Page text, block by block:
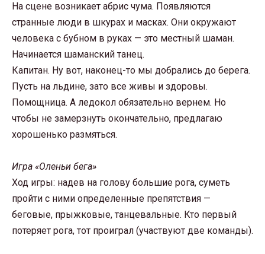
На сцене возникает абрис чума. Появляются
странные люди в шкурах и масках. Они окружают
человека с бубном в руках — это местный шаман.
Начинается шаманский танец.
Капитан. Ну вот, наконец-то мы добрались до берега.
Пусть на льдине, зато все живы и здоровы.
Помощница. А ледокол обязательно вернем. Но
чтобы не замерзнуть окончательно, предлагаю
хорошенько размяться.
Игра «Оленьи бега»
Ход игры: надев на голову большие рога, суметь
пройти с ними определенные препятствия —
беговые, прыжковые, танцевальные. Кто первый
потеряет рога, тот проиграл (участвуют две команды).